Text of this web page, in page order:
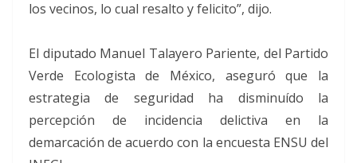
los vecinos, lo cual resalto y felicito”, dijo.
El diputado Manuel Talayero Pariente, del Partido
Verde Ecologista de México, aseguró que la
estrategia de seguridad ha disminuído la
percepción de incidencia delictiva en la
demarcación de acuerdo con la encuesta ENSU del